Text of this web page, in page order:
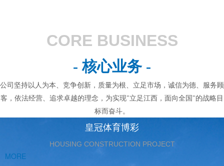
CORE BUSINESS
- 核心业务 -
公司坚持以人为本、竞争创新，质量为根、立足市场，诚信为德、服务顾
客，依法经营、追求卓越的理念，为实现"立足江西，面向全国"的战略目
标而奋斗。
皇冠体育博彩
HOUSING CONSTRUCTION PROJECT
MORE